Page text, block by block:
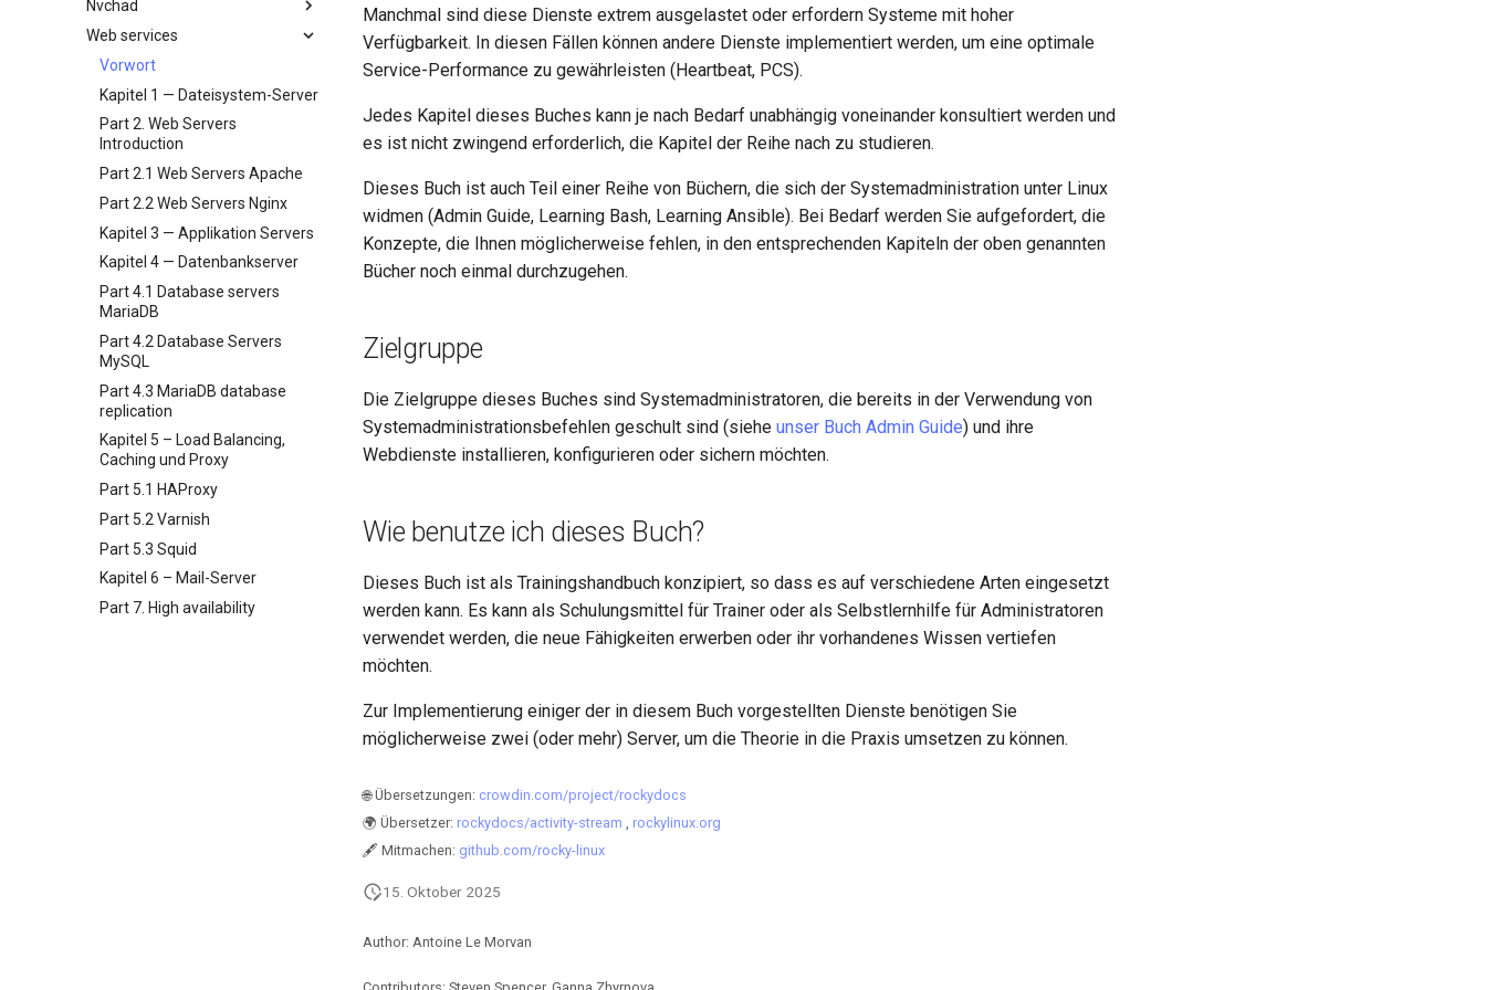
Datensicherung
System-Start
Task-Verwaltung mit `cron`
Netzwerk-Implementierung
Softwareverwaltung
Special permissions
About systemd
Log management
Conclusions
Arbeiten mit Filtern
Management-Server
Optimierung
Arbeit mit Jinja-Vorlagen in
Ansible
Bash - Conditional structures if
and case
Bash - Loops
Testen Sie Ihr Wissen
Appendix-Practical
Examples
Variables - Use With Logs
inotify-tools installation and
use
Use unison
4 Firewall Setup
5 Setting Up and Managing
Images
6 Profiles
7 Container Configuration
Options
8 Container Snapshots
9 Snapshot Server
10 Automatisierte Snapshots
Appendix A - Workstation
Setup
Kapitel 3: Incus-Initialisierung
und Benutzer-Konfiguration
Kapitel 4: Firewall—Setup
Kapitel 5: Einrichtung und
Verwaltung von Images
Kapitel 6: Profile
Kapitel 7: Container-
Konfigurationsoptionen
Kapitel 8 — Container-
Snapshots
9 Snapshot Server
10 Automating Snapshots
Appendix A - Workstation
Setup
wildcards
Grep command
Sed command
Awk command
Nvchad
Overview
Additional Software
Install Neovim
Install NvChad
Example Config
Installing Nerd Fonts
Using vale in NvChad
Marksman
NvChad UI
Built-In Plugins
Plugins Manager
NvChad UI
Using NvChad
NvimTree
Plugins
Overview
Markdown Preview
Project Manager
Web services
Vorwort
Kapitel 1 — Dateisystem-Server
Part 2. Web Servers
Introduction
Part 2.1 Web Servers Apache
Part 2.2 Web Servers Nginx
Kapitel 3 — Applikation Servers
Kapitel 4 — Datenbankserver
Part 4.1 Database servers
MariaDB
Part 4.2 Database Servers
MySQL
Part 4.3 MariaDB database
replication
Kapitel 5 – Load Balancing,
Caching und Proxy
Part 5.1 HAProxy
Part 5.2 Varnish
Part 5.3 Squid
Kapitel 6 – Mail-Server
Part 7. High availability
Manchmal sind diese Dienste extrem ausgelastet oder erfordern Systeme mit hoher
Verfügbarkeit. In diesen Fällen können andere Dienste implementiert werden, um eine optimale
Service-Performance zu gewährleisten (Heartbeat, PCS).
Jedes Kapitel dieses Buches kann je nach Bedarf unabhängig voneinander konsultiert werden und
es ist nicht zwingend erforderlich, die Kapitel der Reihe nach zu studieren.
Dieses Buch ist auch Teil einer Reihe von Büchern, die sich der Systemadministration unter Linux
widmen (Admin Guide, Learning Bash, Learning Ansible). Bei Bedarf werden Sie aufgefordert, die
Konzepte, die Ihnen möglicherweise fehlen, in den entsprechenden Kapiteln der oben genannten
Bücher noch einmal durchzugehen.
Zielgruppe
Die Zielgruppe dieses Buches sind Systemadministratoren, die bereits in der Verwendung von
Systemadministrationsbefehlen geschult sind (siehe unser Buch Admin Guide) und ihre
Webdienste installieren, konfigurieren oder sichern möchten.
Wie benutze ich dieses Buch?
Dieses Buch ist als Trainingshandbuch konzipiert, so dass es auf verschiedene Arten eingesetzt
werden kann. Es kann als Schulungsmittel für Trainer oder als Selbstlernhilfe für Administratoren
verwendet werden, die neue Fähigkeiten erwerben oder ihr vorhandenes Wissen vertiefen
möchten.
Zur Implementierung einiger der in diesem Buch vorgestellten Dienste benötigen Sie
möglicherweise zwei (oder mehr) Server, um die Theorie in die Praxis umsetzen zu können.
🌐 Übersetzungen: crowdin.com/project/rockydocs
🌍 Übersetzer: rockydocs/activity-stream , rockylinux.org
🖋 Mitmachen: github.com/rocky-linux
15. Oktober 2025
Author: Antoine Le Morvan